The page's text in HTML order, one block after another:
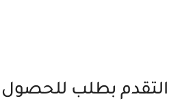
التقدم بطلب